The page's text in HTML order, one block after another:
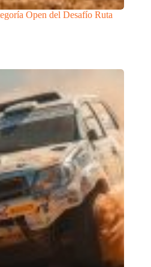
Open del Desafío Ruta